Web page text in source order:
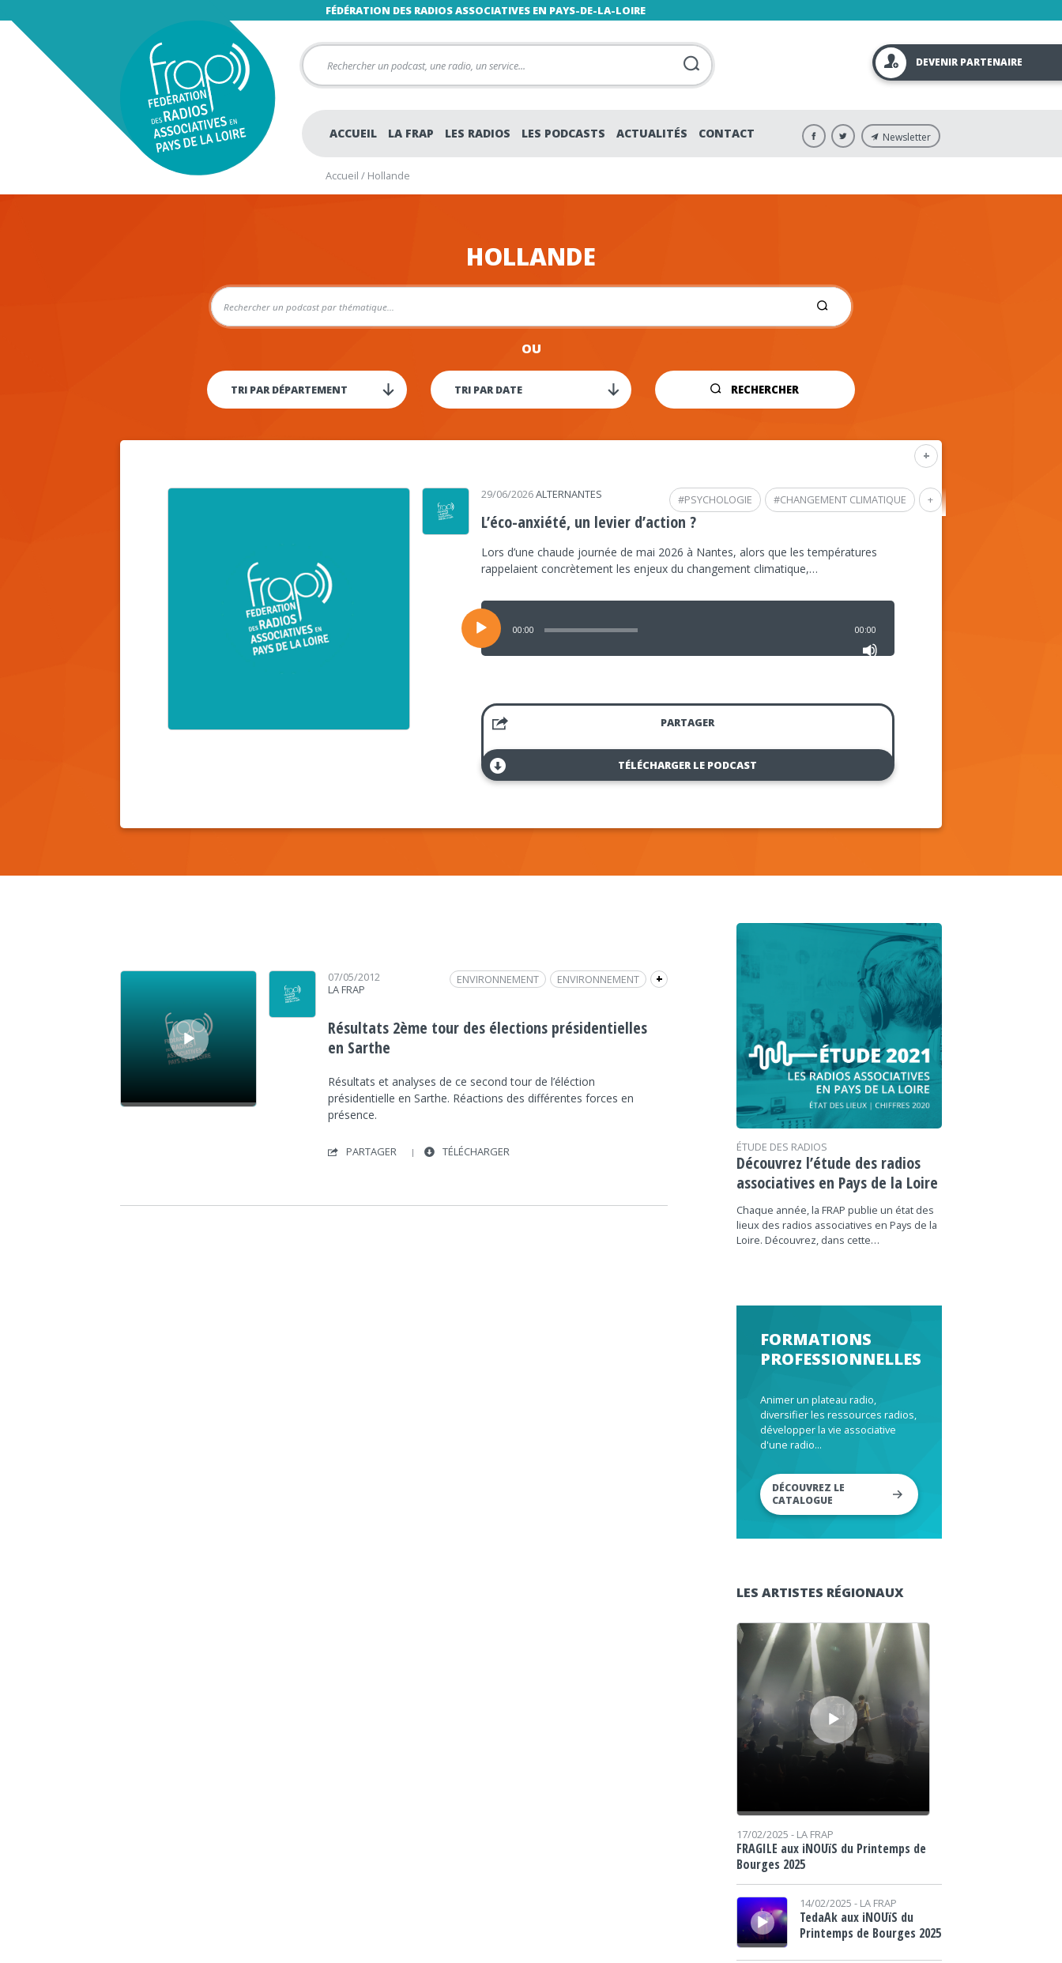
FÉDÉRATION DES RADIOS ASSOCIATIVES EN PAYS-DE-LA-LOIRE
DEVENIR PARTENAIRE
ACCUEIL LA FRAP LES RADIOS LES PODCASTS ACTUALITÉS CONTACT Newsletter
Accueil / Hollande
HOLLANDE
OU
RECHERCHER
+
+
#CHANGEMENT CLIMATIQUE
#PSYCHOLOGIE
29/06/2026ALTERNANTES
L’éco-anxiété, un levier d’action ?
Lors d’une chaude journée de mai 2026 à Nantes, alors que les températures
rappelaient concrètement les enjeux du changement climatique,…
Lecteur
audio
00:00 00:00
PARTAGER
TÉLÉCHARGER LE PODCAST
Lecteur audio
07/05/2012
LA FRAP
+
ENVIRONNEMENT
ENVIRONNEMENT
POLITIQUE
POLITIQUE
PRESIDENTIELLES 2012
Résultats 2ème tour des élections présidentielles
en Sarthe
Résultats et analyses de ce second tour de l’éléction
présidentielle en Sarthe. Réactions des différentes forces en
présence.
PARTAGER TÉLÉCHARGER ÉTUDE DES RADIOS
Découvrez l’étude des radios
associatives en Pays de la Loire
Chaque année, la FRAP publie un état des
lieux des radios associatives en Pays de la
Loire. Découvrez, dans cette…
FORMATIONS
PROFESSIONNELLES
Animer un plateau radio,
diversifier les ressources radios,
développer la vie associative
d'une radio...
DÉCOUVREZ LE
CATALOGUE
LES ARTISTES RÉGIONAUX
Lecteur audio
17/02/2025 - LA FRAP
FRAGILE aux iNOUïS du Printemps de
Bourges 2025
Lecteur audio
14/02/2025 - LA FRAP
TedaAk aux iNOUïS du
Printemps de Bourges 2025